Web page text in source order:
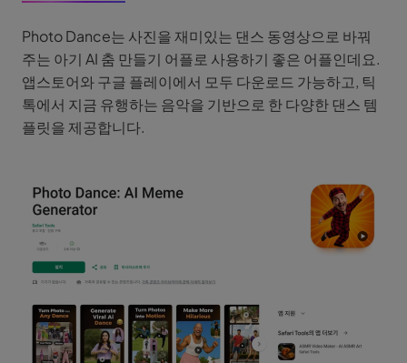
Photo Dance는 사진을 재미있는 댄스 동영상으로 바꿔
주는 아기 AI 춤 만들기 어플로 사용하기 좋은 어플인데요.
앱스토어와 구글 플레이에서 모두 다운로드 가능하고, 틱
톡에서 지금 유행하는 음악을 기반으로 한 다양한 댄스 템
플릿을 제공합니다.